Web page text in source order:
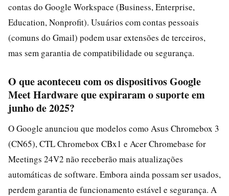
contas do Google Workspace (Business, Enterprise,
Education, Nonprofit). Usuários com contas pessoais
(comuns do Gmail) podem usar extensões de terceiros,
mas sem garantia de compatibilidade ou segurança.
O que aconteceu com os dispositivos Google
Meet Hardware que expiraram o suporte em
junho de 2025?
O Google anunciou que modelos como Asus Chromebox 3
(CN65), CTL Chromebox CBx1 e Acer Chromebase for
Meetings 24V2 não receberão mais atualizações
automáticas de software. Embora ainda possam ser usados,
perdem garantia de funcionamento estável e segurança. A